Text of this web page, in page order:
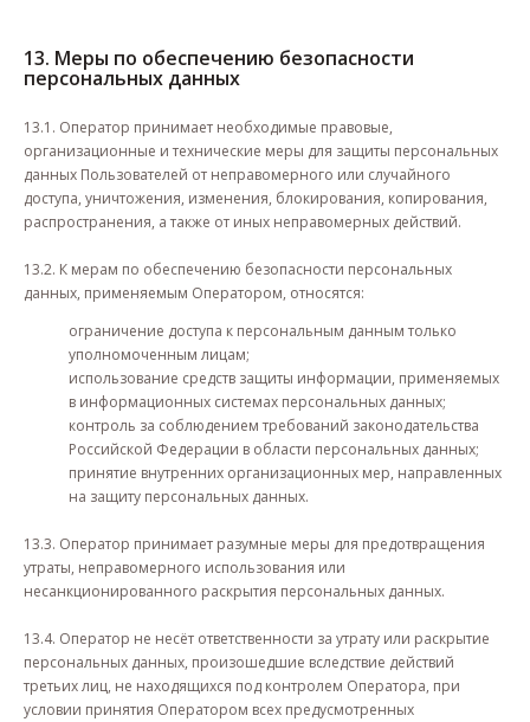
13. Меры по обеспечению безопасности
персональных данных
13.1. Оператор принимает необходимые правовые,
организационные и технические меры для защиты персональных
данных Пользователей от неправомерного или случайного
доступа, уничтожения, изменения, блокирования, копирования,
распространения, а также от иных неправомерных действий.
13.2. К мерам по обеспечению безопасности персональных
данных, применяемым Оператором, относятся:
ограничение доступа к персональным данным только
уполномоченным лицам;
использование средств защиты информации, применяемых
в информационных системах персональных данных;
контроль за соблюдением требований законодательства
Российской Федерации в области персональных данных;
принятие внутренних организационных мер, направленных
на защиту персональных данных.
13.3. Оператор принимает разумные меры для предотвращения
утраты, неправомерного использования или
несанкционированного раскрытия персональных данных.
13.4. Оператор не несёт ответственности за утрату или раскрытие
персональных данных, произошедшие вследствие действий
третьих лиц, не находящихся под контролем Оператора, при
условии принятия Оператором всех предусмотренных